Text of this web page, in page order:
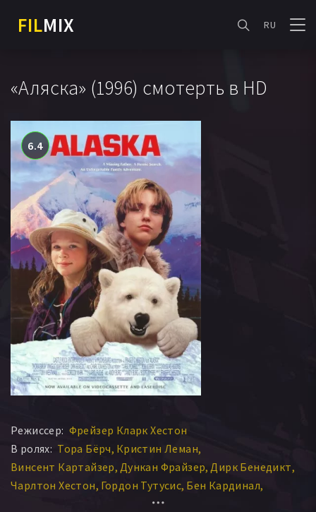
FILMIX RU
«Аляска» (1996) смотерть в HD
6.4
Режиссер: Фрейзер Кларк Хестон
В ролях: Тора Бёрч Кристин Леман
Винсент Картайзер Дункан Фрайзер Дирк Бенедикт
Чарлтон Хестон Гордон Тутусис Бен Кардинал
Долли Мэдсен